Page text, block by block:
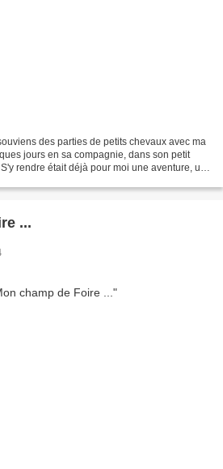
des parties de petits chevaux avec ma
jours en sa compagnie, dans son petit
rendre était déjà pour moi une aventure, un
...